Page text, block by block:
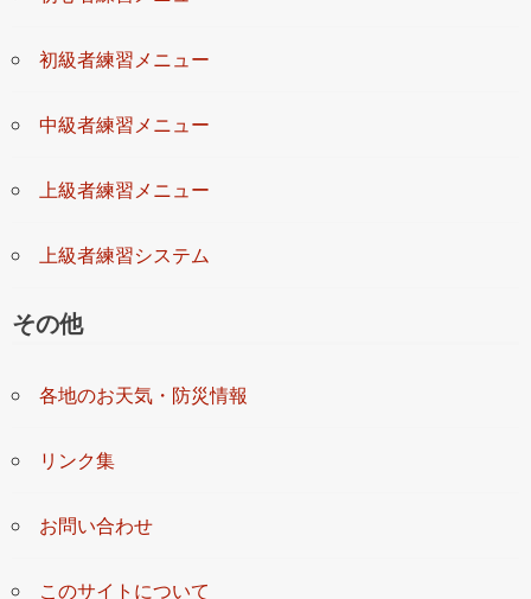
初級者練習メニュー
中級者練習メニュー
上級者練習メニュー
上級者練習システム
その他
各地のお天気・防災情報
リンク集
お問い合わせ
このサイトについて